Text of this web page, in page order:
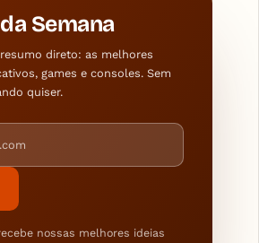
Semana
direto: as melhores
games e consoles. Sem
quiser.
nossas melhores ideias